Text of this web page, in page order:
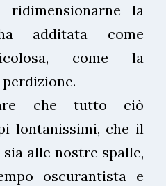
la
additata come
come la
che tutto ciò
lontanissimi, che il
alle nostre spalle,
oscurantista e